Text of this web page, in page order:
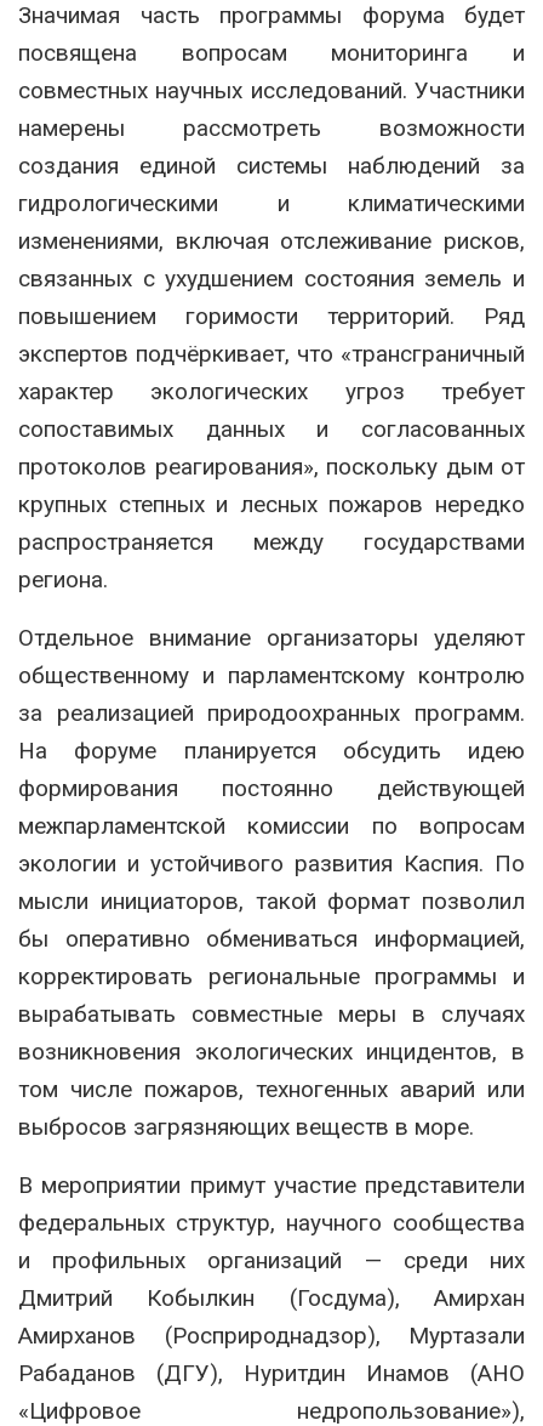
Значимая часть программы форума будет
посвящена вопросам мониторинга и
совместных научных исследований. Участники
намерены рассмотреть возможности
создания единой системы наблюдений за
гидрологическими и климатическими
изменениями, включая отслеживание рисков,
связанных с ухудшением состояния земель и
повышением горимости территорий. Ряд
экспертов подчёркивает, что «трансграничный
характер экологических угроз требует
сопоставимых данных и согласованных
протоколов реагирования», поскольку дым от
крупных степных и лесных пожаров нередко
распространяется между государствами
региона.
Отдельное внимание организаторы уделяют
общественному и парламентскому контролю
за реализацией природоохранных программ.
На форуме планируется обсудить идею
формирования постоянно действующей
межпарламентской комиссии по вопросам
экологии и устойчивого развития Каспия. По
мысли инициаторов, такой формат позволил
бы оперативно обмениваться информацией,
корректировать региональные программы и
вырабатывать совместные меры в случаях
возникновения экологических инцидентов, в
том числе пожаров, техногенных аварий или
выбросов загрязняющих веществ в море.
В мероприятии примут участие представители
федеральных структур, научного сообщества
и профильных организаций — среди них
Дмитрий Кобылкин (Госдума), Амирхан
Амирханов (Росприроднадзор), Муртазали
Рабаданов (ДГУ), Нуритдин Инамов (АНО
«Цифровое недропользование»),